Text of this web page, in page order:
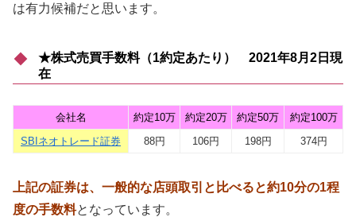
は有力候補だと思います。
★株式売買手数料（1約定あたり） 2021年8月2日現
在
会社名 約定10万 約定20万 約定50万
約定100万
SBIネオトレード証券
88円 106円 198円 374円
上記の証券は、一般的な店頭取引と比べると約10分の1程
度の手数料となっています。